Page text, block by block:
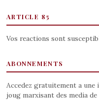
ARTICLE 85
Vos reactions sont
ABONNEMENTS
Accedez gratuitement a
joug marxisant des media de